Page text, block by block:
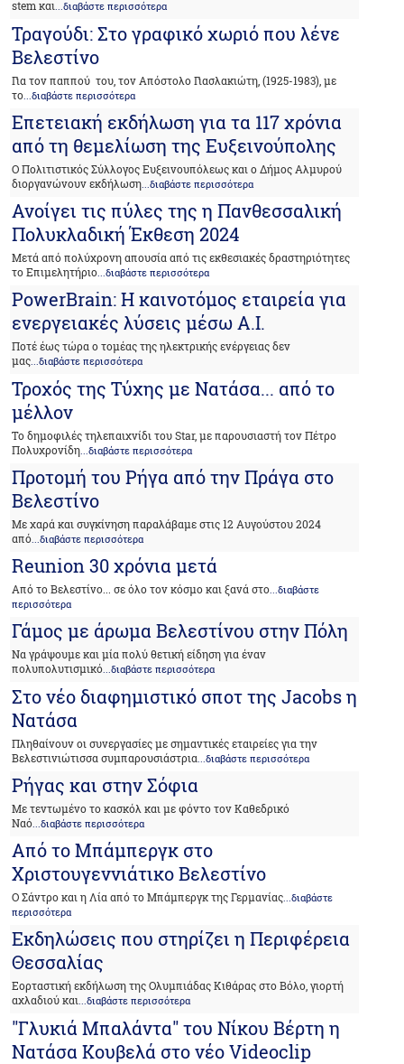
stem και...διαβάστε περισσότερα
Τραγούδι: Στο γραφικό χωριό που λένε
Βελεστίνο
Για τον παππού του, τον Απόστολο Γιασλακιώτη, (1925-1983), με
το ...διαβάστε περισσότερα
Επετειακή εκδήλωση για τα 117 χρόνια
από τη θεμελίωση της Ευξεινούπολης
Ο Πολιτιστικός Σύλλογος Ευξεινουπόλεως και ο Δήμος Αλμυρού
διοργανώνουν εκδήλωση...διαβάστε περισσότερα
Ανοίγει τις πύλες της η Πανθεσσαλική
Πολυκλαδική Έκθεση 2024
Μετά από πολύχρονη απουσία από τις εκθεσιακές δραστηριότητες
το Επιμελητήριο...διαβάστε περισσότερα
PowerBrain: Η καινοτόμος εταιρεία για
ενεργειακές λύσεις μέσω A.I.
Ποτέ έως τώρα ο τομέας της ηλεκτρικής ενέργειας δεν
μας...διαβάστε περισσότερα
Τροχός της Τύχης με Νατάσα... από το
μέλλον
Το δημοφιλές τηλεπαιχνίδι του Star, με παρουσιαστή τον Πέτρο
Πολυχρονίδη ...διαβάστε περισσότερα
Προτομή του Ρήγα από την Πράγα στο
Βελεστίνο
Με χαρά και συγκίνηση παραλάβαμε στις 12 Αυγούστου 2024
από...διαβάστε περισσότερα
Reunion 30 χρόνια μετά
Από το Βελεστίνο... σε όλο τον κόσμο και ξανά στο...διαβάστε
περισσότερα
Γάμος με άρωμα Βελεστίνου στην Πόλη
Να γράψουμε και μία πολύ θετική είδηση για έναν
πολυπολυτισμικό...διαβάστε περισσότερα
Στο νέο διαφημιστικό σποτ της Jacobs η
Νατάσα
Πληθαίνουν οι συνεργασίες με σημαντικές εταιρείες για την
Βελεστινιώτισσα συμπαρουσιάστρια ...διαβάστε περισσότερα
Ρήγας και στην Σόφια
Με τεντωμένο το κασκόλ και με φόντο τον Καθεδρικό
Ναό...διαβάστε περισσότερα
Από το Μπάμπεργκ στο
Χριστουγεννιάτικο Βελεστίνο
Ο Σάντρο και η Λία από το Μπάμπεργκ της Γερμανίας...διαβάστε
περισσότερα
Εκδηλώσεις που στηρίζει η Περιφέρεια
Θεσσαλίας
Εορταστική εκδήλωση της Ολυμπιάδας Κιθάρας στο Βόλο, γιορτή
αχλαδιού και...διαβάστε περισσότερα
"Γλυκιά Μπαλάντα" του Νίκου Βέρτη η
Νατάσα Κουβελά στο νέο Videoclip